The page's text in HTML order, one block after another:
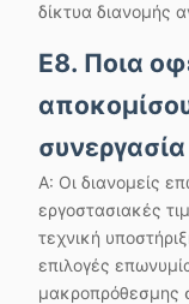
δίκτυα διανομής
Ε8. Ποια
Α: Οι διανομείς
εργοστασιακές
τεχνική
επιλογές
μακροπρόθεσμης